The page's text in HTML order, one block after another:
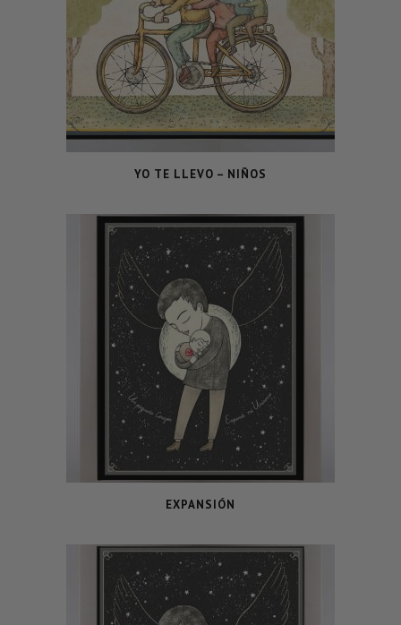
YO TE LLEVO – NIÑOS
EXPANSIÓN